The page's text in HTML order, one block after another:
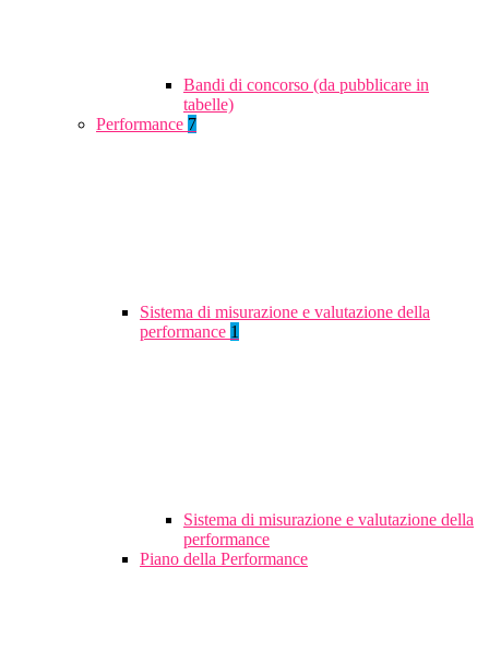
Bandi di concorso (da pubblicare in
tabelle)
Performance 7
Sistema di misurazione e valutazione della
performance 1
Sistema di misurazione e valutazione della
performance
Piano della Performance